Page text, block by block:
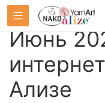
Июнь
Ализе